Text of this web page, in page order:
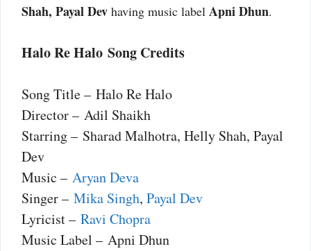
Shah, Payal Dev having music label Apni Dhun.
Halo Re Halo Song Credits
Song Title – Halo Re Halo
Director – Adil Shaikh
Starring – Sharad Malhotra, Helly Shah, Payal
Dev
Music – Aryan Deva
Singer – Mika Singh, Payal Dev
Lyricist – Ravi Chopra
Music Label – Apni Dhun